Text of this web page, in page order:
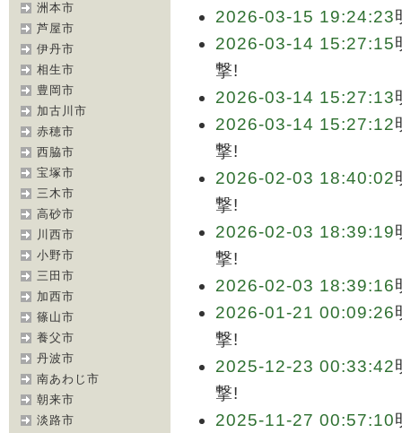
洲本市
芦屋市
伊丹市
相生市
豊岡市
加古川市
赤穂市
西脇市
宝塚市
三木市
高砂市
川西市
小野市
三田市
加西市
篠山市
養父市
丹波市
南あわじ市
朝来市
淡路市
2026-03-15 19:24:23
2026-03-14 15:27:15
撃!
2026-03-14 15:27:13
2026-03-14 15:27:12
撃!
2026-02-03 18:40:02
撃!
2026-02-03 18:39:19
撃!
2026-02-03 18:39:16
2026-01-21 00:09:26
撃!
2025-12-23 00:33:42
撃!
2025-11-27 00:57:10